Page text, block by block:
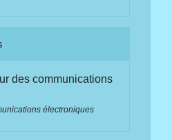
des communications
électroniques